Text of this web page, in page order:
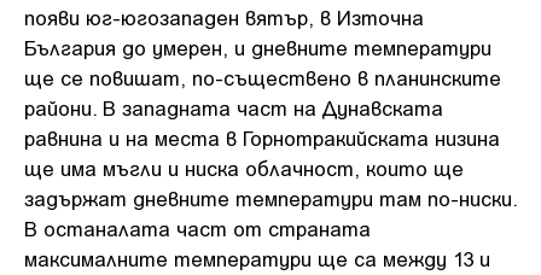
появи юг-югозападен вятър, в Източна
България до умерен, и дневните температури
ще се повишат, по-съществено в планинските
райони. В западната част на Дунавската
равнина и на места в Горнотракийската низина
ще има мъгли и ниска облачност, които ще
задържат дневните температури там по-ниски.
В останалата част от страната
максималните температури ще са между 13 и